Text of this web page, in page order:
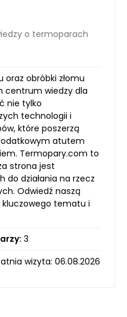
o termoparach
obróbki złomu
centrum wiedzy dla
nie tylko
technologii i
które poszerzą
atutem
Termopary.com to
strona jest
działania na rzecz
Odwiedź naszą
kluczowego tematu i
3
wizyta: 06.08.2026